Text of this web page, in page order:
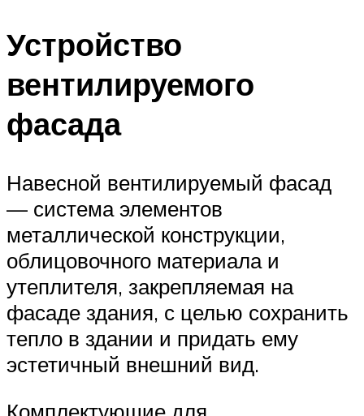
Устройство
вентилируемого
фасада
Навесной вентилируемый фасад
— система элементов
металлической конструкции,
облицовочного материала и
утеплителя, закрепляемая на
фасаде здания, с целью сохранить
тепло в здании и придать ему
эстетичный внешний вид.